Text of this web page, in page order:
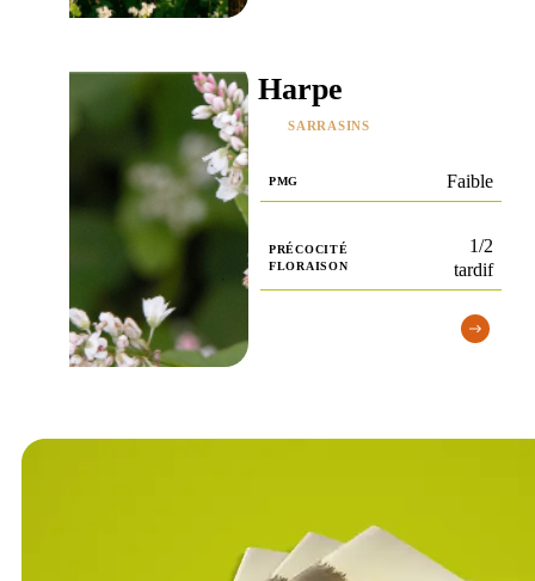
Harpe
SARRASINS
PMG Faible
PRÉCOCITÉ
FLORAISON
1/2
tardif